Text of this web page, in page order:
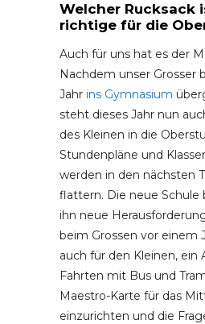
Welcher Rucksack
richtige für die
Auch für uns hat es der
Nachdem unser Grosser
Jahr ins Gymnasium
steht dieses Jahr nun
des Kleinen in die
Stundenpläne und
werden in den nächsten
flattern. Die neue Schule
ihn neue
beim Grossen vor einem
auch für den Kleinen, ein
Fahrten mit Bus und
Maestro-Karte für das
einzurichten und die